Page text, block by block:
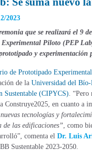
2023
que se realizará el 9
Experimental Piloto (PEP
y
de Prototipado
de la Universidad del
Sustentable (CIPYCS) .
Construye2025, en cuanto a
tecnologías y
de las edificaciones” , como
comenta el Dr. Luis
Sustentable 2023-2050.